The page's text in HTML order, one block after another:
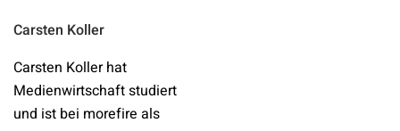
Carsten Koller
Carsten Koller hat
Medienwirtschaft studiert
und ist bei morefire als